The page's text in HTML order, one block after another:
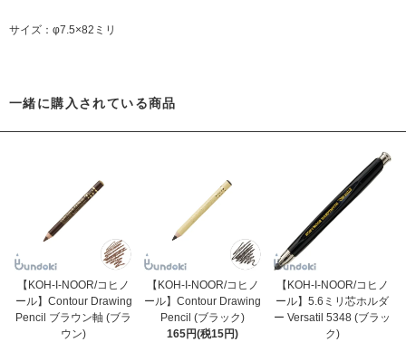
サイズ：φ7.5×82ミリ
一緒に購入されている商品
【KOH-I-NOOR/コヒノ
ール】Contour Drawing
Pencil ブラウン軸 (ブラ
ウン)
【KOH-I-NOOR/コヒノ
ール】Contour Drawing
Pencil (ブラック)
165円(税15円)
【KOH-I-NOOR/コヒノ
ール】5.6ミリ芯ホルダ
ー Versatil 5348 (ブラッ
ク)